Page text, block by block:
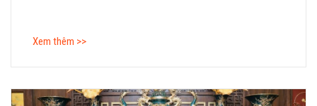
Xem thêm >>